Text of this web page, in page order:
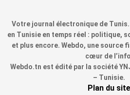
Votre journal électronique de
en Tunisie en temps réel : politique,
et plus encore. Webdo, une source
cœur de
Webdo.tn est édité par la société
– Tunisie.
Plan du site